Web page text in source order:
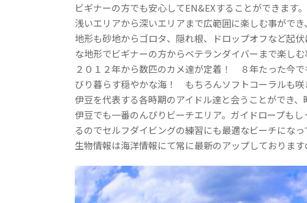
ビギナーの方でも安心してEN&EXすることができます
浅いエリアから深いエリアまで広範囲に楽しむ事ができ
地形も砂地からゴロタ、隠れ根、ドロップオフなど起
な地形でビギナーの方からベテランダイバーまで楽しむ
２０１２年から数匹のカメ達が定着！ ８年たった今で
びり暮らす穏やかな海！ もちろんソフトコーラルも咲
伊豆を代表する各時期のアイドル達と会うことができ
伊豆でも一番のんびりビーチエリア。ガイドロープも
るのでセルフダイビングの練習にも最適なビーチになっ
生物情報は海洋情報にて常に最新のアップしております